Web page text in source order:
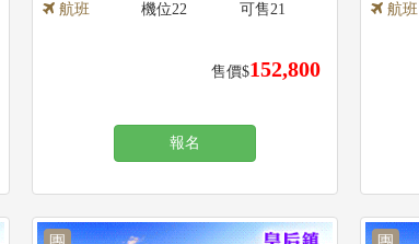
航班
售價$152,800
機位22 可售21
報名
航班